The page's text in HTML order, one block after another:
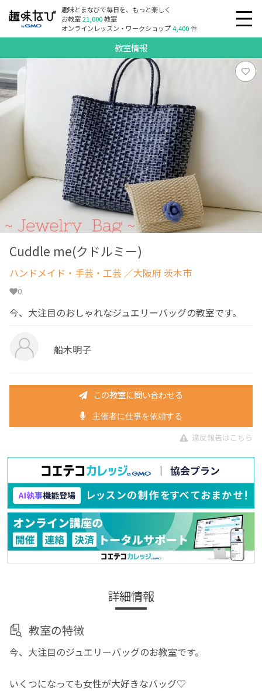
趣味とまなびで毎日を、もっと楽しく
お教室21,000教室
オンラインレッスン・ワークショップ4,400件
教室情報
Cuddle me(クドルミー)
ハンドメイド・手芸・工芸 ／大阪府 茨木市
0
今、大注目のおしゃれなジュエリーバッグの教室です。
船木明子
この教室に問い合わせる
主催者に仕事を依頼する
違反報告はこちら
詳細情報
教室の特徴
今、大注目のジュエリーバッグのお教室です。
いくつになっても女性が大好きなバッグ♡